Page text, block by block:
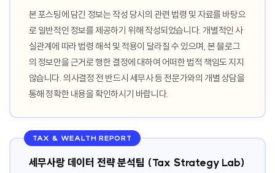
본 포스팅에 담긴 정보는 작성 당시의 관련 법령 및 자료를 바탕으
로 일반적인 정보를 제공하기 위해 작성되었습니다. 개별적인 사
실관계에 따라 법령 해석 및 적용이 달라질 수 있으며, 본 블로그
의 정보만을 근거로 행한 결정에 대하여 어떠한 법적 책임도 지지
않습니다. 의사결정 전 반드시 세무사 등 전문가와의 개별 상담을
통해 정확한 내용을 확인하시기 바랍니다.
TAX & WEALTH REPORT
세무사랑 데이터 전략 분석팀 (Tax Strategy Lab)